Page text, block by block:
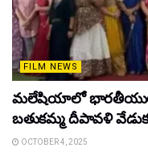
FILM NEWS
మలేషియాలో భారతీయుల
బతుకమ్మ దీపావళి
OCTOBER 4, 2025